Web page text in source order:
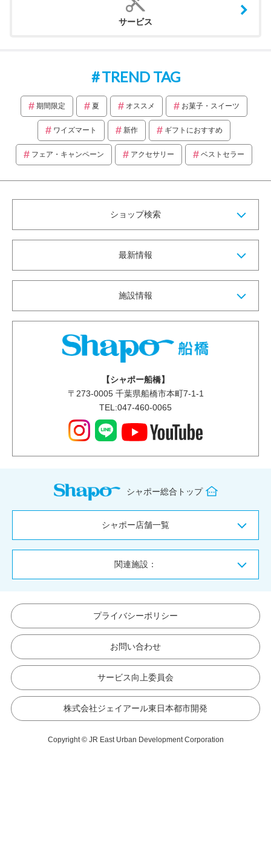
サービス
TREND TAG
期間限定 夏 オススメ お菓子・スイーツ
ワイズマート 新作 ギフトにおすすめ
フェア・キャンペーン アクセサリー ベストセラー
ショップ検索
最新情報
施設情報
【シャポー船橋】
〒 273-0005千葉県船橋市本町7-1-1
TEL:047-460-0065
シャポー総合トップ
シャポー店舗一覧
関連施設：
プライバシーポリシー
お問い合わせ
サービス向上委員会
株式会社ジェイアール東日本都市開発
Copyright © JR East Urban Development Corporation